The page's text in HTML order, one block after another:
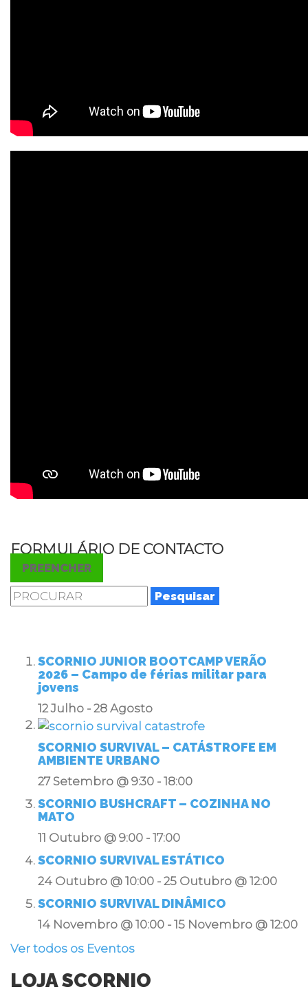
FORMULÁRIO DE CONTACTO
PREENCHER
Pesquisar
por:
SCORNIO JUNIOR BOOTCAMP VERÃO
2026 – Campo de férias militar para
jovens
12 Julho - 28 Agosto
SCORNIO SURVIVAL – CATÁSTROFE EM
AMBIENTE URBANO
27 Setembro @ 9:30 - 18:00
SCORNIO BUSHCRAFT – COZINHA NO
MATO
11 Outubro @ 9:00 - 17:00
SCORNIO SURVIVAL ESTÁTICO
24 Outubro @ 10:00 - 25 Outubro @ 12:00
SCORNIO SURVIVAL DINÂMICO
14 Novembro @ 10:00 - 15 Novembro @ 12:00
Ver todos os Eventos
LOJA SCORNIO